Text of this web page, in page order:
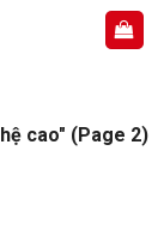
cao" (Page 2)